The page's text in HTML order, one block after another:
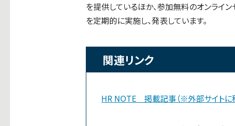
を提供しているほか、参加無料のオンライ
を定期的に実施し、発表しています。
関連リンク
HR NOTE 掲載記事（※外部サイトに